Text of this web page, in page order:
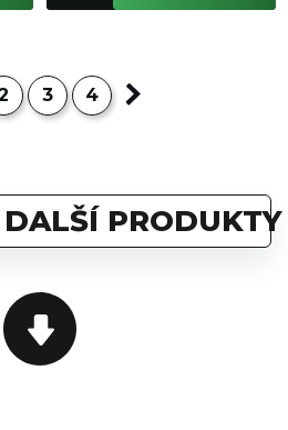
3 4
PRODUKTY